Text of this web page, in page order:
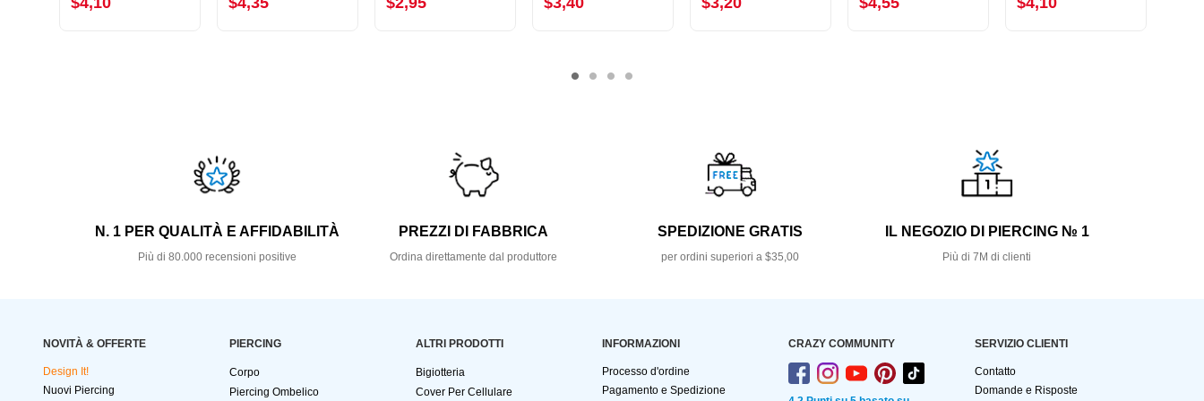
N. 1 PER QUALITÀ E AFFIDABILITÀ
Più di 80.000 recensioni positive
PREZZI DI FABBRICA
Ordina direttamente dal produttore
SPEDIZIONE GRATIS
per ordini superiori a $35,00
IL NEGOZIO DI PIERCING № 1
Più di 7M di clienti
NOVITÀ & OFFERTE
Design It!
Nuovi Piercing
PIERCING
Corpo
Piercing Ombelico
ALTRI PRODOTTI
Bigiotteria
Cover Per Cellulare
INFORMAZIONI
Processo d'ordine
Pagamento e Spedizione
CRAZY COMMUNITY SERVIZIO CLIENTI
Contatto
Domande e Risposte